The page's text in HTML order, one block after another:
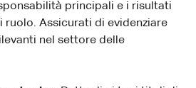
principali e i risultati
ruolo. Assicurati di evidenziare
nel settore delle